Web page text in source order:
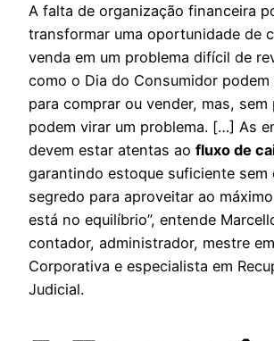
A falta de organização financeira
transformar uma oportunidade de
venda em um problema difícil de
como o Dia do Consumidor podem
para comprar ou vender, mas, sem
podem virar um problema. […] As
devem estar atentas ao fluxo de
garantindo estoque suficiente sem
segredo para aproveitar ao
está no equilíbrio”, entende
contador, administrador, mestre
Corporativa e especialista em
Judicial.